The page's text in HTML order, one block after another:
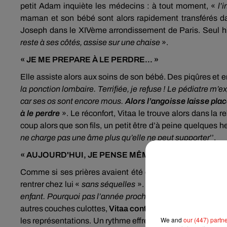
petit Adam inquiète les médecins : à tout moment, «
maman et son bébé sont alors rapidement transférés
Joseph dans le XIVème arrondissement de Paris. Seul
reste à ses côtés, assise sur une chaise ».
« JE ME PREPARE À LE PERDRE... »
Elle assiste alors aux soins de son bébé. Des piqûres et
la ponction lombaire. Terrifiée, je refuse ! Le pédiatre
car ses os sont encore mous. Alors l’angoisse laisse
à le perdre». Le réconfort, Vitaa le trouve alors dans la
coup alors que son fils, un petit être d’à peine quelques
ne charge pas une âme plus qu’elle ne peut supporter’’.
« AUJOURD'HUI, JE PENSE MÊME A UN TROISIEME
Comme si ses prières avaient été entendues, quelques
rentrer chez lui « sans séquelles ». Vitaa conclut : «
ma
enfant. Pourquoi pas l’année prochaine ! Je rêve d’une
autres couches culottes,Vitaa continue de faire la
les représentations. Un rythme effréné qui semble
We and our (447)